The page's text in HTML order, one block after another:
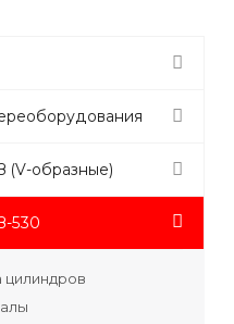
(V-образные)
530
цилиндров